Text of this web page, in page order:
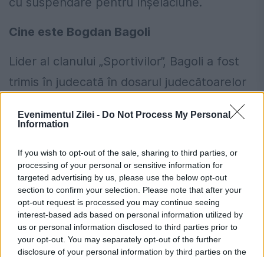
Evenimentul Zilei - Do Not Process My Personal
Information
If you wish to opt-out of the sale, sharing to third parties, or
processing of your personal or sensitive information for
targeted advertising by us, please use the below opt-out
section to confirm your selection. Please note that after your
opt-out request is processed you may continue seeing
interest-based ads based on personal information utilized by
us or personal information disclosed to third parties prior to
your opt-out. You may separately opt-out of the further
disclosure of your personal information by third parties on the
Cine este Bogdan Bagoli
Lider al clanului „Sportivilor”, Bagoli a fost
trimis în judecată în dosarul judecătoarelor
Antoanela Costache și Viorica Dinu, de la
Tribunalul București, sub acuzația de
apare în rechizitoriile procurorilor DIICOT
legate de traficul de cocaină din Centrul
vechi al Capitalei. Potrivit anchetatorilor, el
umbla pe străzi înarmat cu o grenadă și cu
un pistol Glock și a fost arestat de mai